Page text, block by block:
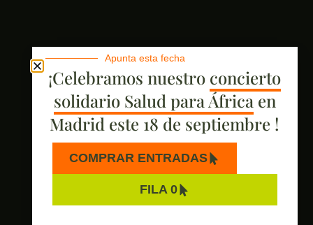
HAZTE SOCIO
Apunta esta fecha
¡Celebramos nuestro concierto
solidario Salud para Áfricaen
Madrid este 18 de septiembre !
COMPRAR ENTRADAS
FILA 0